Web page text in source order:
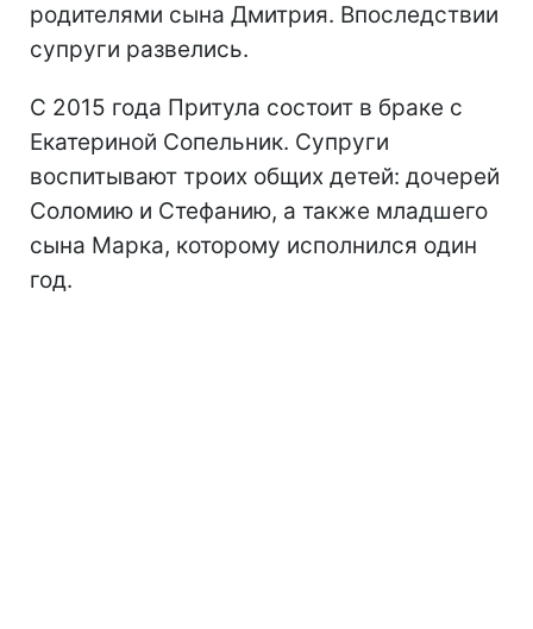
родителями сына Дмитрия. Впоследствии
супруги развелись.
С 2015 года Притула состоит в браке с
Екатериной Сопельник. Супруги
воспитывают троих общих детей: дочерей
Соломию и Стефанию, а также младшего
сына Марка, которому исполнился один
год.